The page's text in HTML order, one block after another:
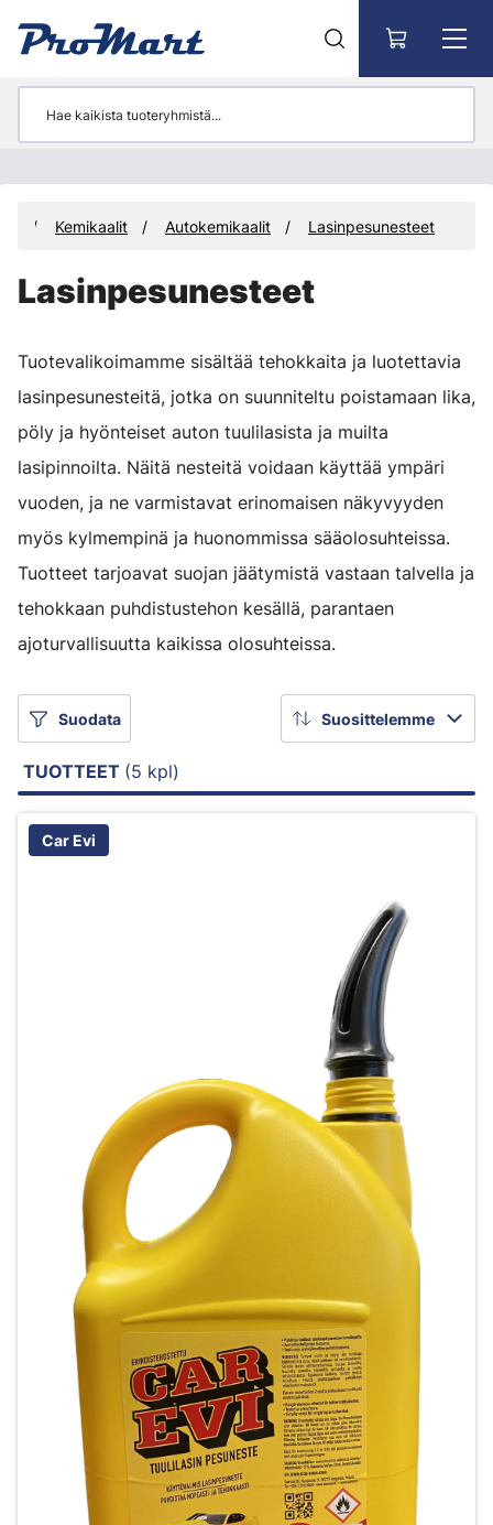
Kemikaalit Autokemikaalit Lasinpesunesteet
Lasinpesunesteet
Tuotevalikoimamme sisältää tehokkaita ja luotettavia
lasinpesunesteitä, jotka on suunniteltu poistamaan lika,
pöly ja hyönteiset auton tuulilasista ja muilta
lasipinnoilta. Näitä nesteitä voidaan käyttää ympäri
vuoden, ja ne varmistavat erinomaisen näkyvyyden
myös kylmempinä ja huonommissa sääolosuhteissa.
Tuotteet tarjoavat suojan jäätymistä vastaan talvella ja
tehokkaan puhdistustehon kesällä, parantaen
ajoturvallisuutta kaikissa olosuhteissa.
Suodata Suosittelemme
TUOTTEET (5 kpl)
Car Evi